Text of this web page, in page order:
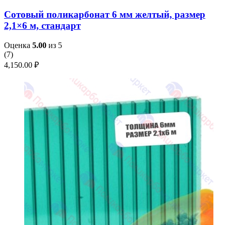
Сотовый поликарбонат 6 мм желтый, размер
2,1×6 м, стандарт
Оценка 5.00 из 5
(7)
4,150.00 ₽